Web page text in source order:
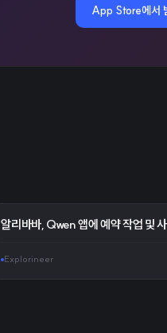
App Store에서
알리바바, Qwen 앱에 예약 작업 및
Explorineer